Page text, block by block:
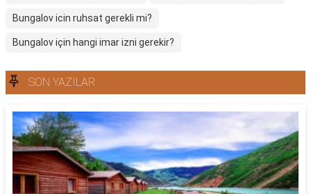
Bungalov icin ruhsat gerekli mi?
Bungalov için hangi imar izni gerekir?
SON YAZILAR